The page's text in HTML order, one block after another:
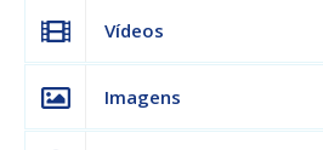
Vídeos
Imagens